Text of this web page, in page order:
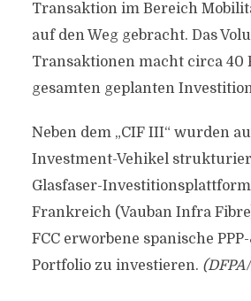
Transaktion im Bereich
auf den Weg gebracht. Das
Transaktionen macht circa 40
gesamten geplanten
Neben dem „CIF III“ wurden
Investment-Vehikel
Glasfaser-
Frankreich (Vauban Infra
FCC erworbene spanische
Portfolio zu investieren.